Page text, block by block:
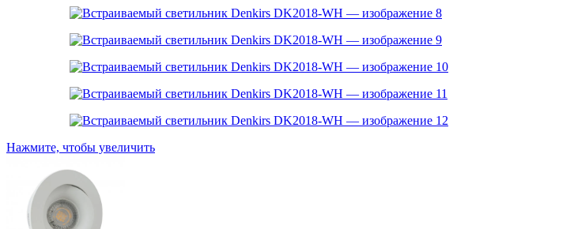
Нажмите, чтобы увеличить